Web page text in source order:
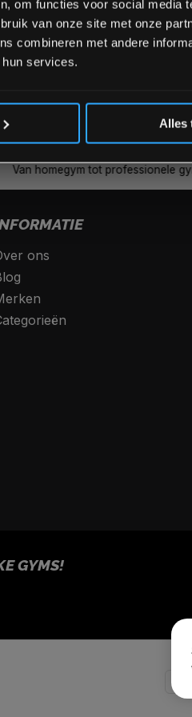
om functies voor social media
van onze site met onze
combineren met andere
services.
Alles
homegym tot professionele gym
ons
GYMS!